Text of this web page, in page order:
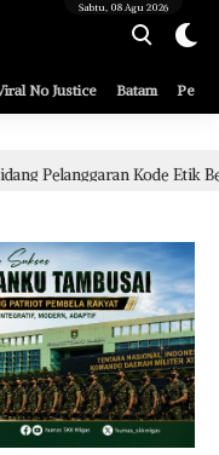
No Justice Batam
Sabtu, 08 Agu 2026
Berat Aparat Polsek